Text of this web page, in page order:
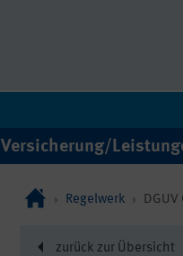
Versicherung/
Regelwerk DGUV
zurück zur Übersicht